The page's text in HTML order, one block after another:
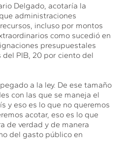
Delgado, acotaría la
administraciones
incluso por montos
como sucedió en
presupuestales
PIB, 20 por ciento del
a la ley. De ese tamaño
con las que se maneja el
y eso es lo que no queremos
acotar, eso es lo que
de verdad y de manera
del gasto público en